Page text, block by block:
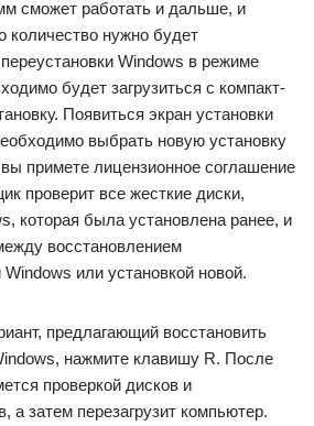
сможет работать и дальше, и
количество нужно будет
Windows в режиме
будет загрузиться с компакт-
Появиться экран установки
выбрать новую установку
примете лицензионное соглашение
проверит все жесткие диски,
которая была установлена ранее, и
восстановлением
или установкой новой.
предлагающий восстановить
нажмите клавишу R. После
проверкой дисков и
а затем перезагрузит компьютер.